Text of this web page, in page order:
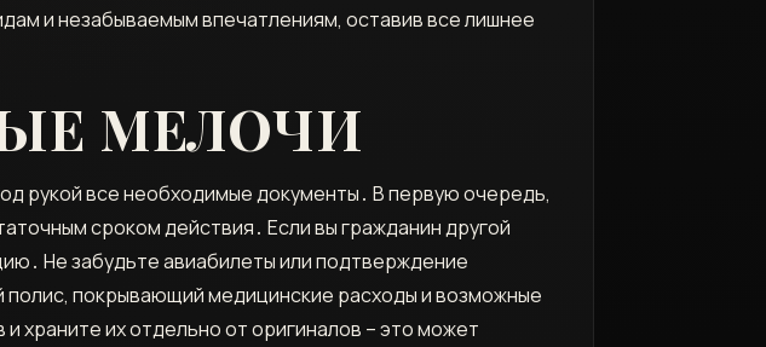
и незабываемым впечатлениям, оставив все лишнее
МЕЛОЧИ
рукой все необходимые документы․ В первую очередь,
сроком действия․ Если вы гражданин другой
Не забудьте авиабилеты или подтверждение
покрывающий медицинские расходы и возможные
храните их отдельно от оригиналов – это может